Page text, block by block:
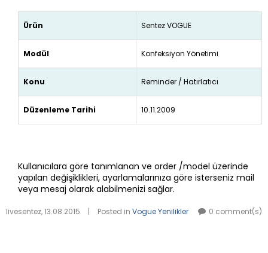
Ürün Sentez VOGUE
Modül Konfeksiyon Yönetimi
Konu Reminder / Hatırlatıcı
Düzenleme Tarihi 10.11.2009
Kullanıcılara göre tanımlanan ve order /model üzerinde
yapılan değişiklikleri, ayarlamalarınıza göre isterseniz mail
veya mesaj olarak alabilmenizi sağlar.
livesentez,13.08.2015 | Posted in Vogue Yenilikler 0 comment(s)